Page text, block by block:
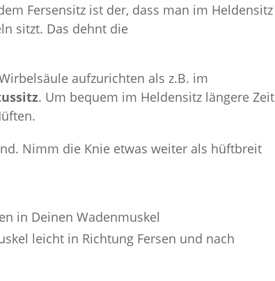
Fersensitz ist der, dass man im Heldensitz
sitzt. Das dehnt die
aufzurichten als z.B. im
. Um bequem im Heldensitz längere Zeit
Nimm die Knie etwas weiter als hüftbreit
in Deinen Wadenmuskel
leicht in Richtung Fersen und nach